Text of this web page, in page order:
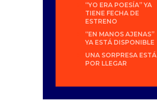
“YO ERA POESÍA” YA
TIENE FECHA DE
ESTRENO
“EN MANOS AJENAS”
YA ESTÁ DISPONIBLE
UNA SORPRESA ESTÁ
POR LLEGAR